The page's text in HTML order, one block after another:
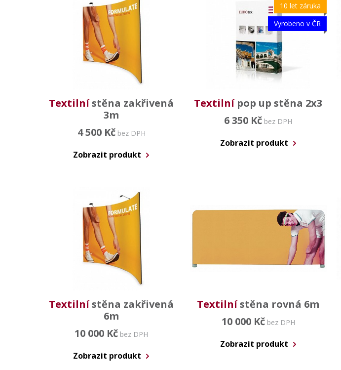
Textilnístěna zakřivená
3m
4 500 Kčbez DPH
Zobrazit produkt
10 let záruka
Vyrobeno v ČR
Textilnípop up stěna 2x3
6 350 Kč bez DPH
Zobrazit produkt
Textilnístěna zakřivená
6m
10 000 Kč bez DPH
Zobrazit produkt
Textilnístěna rovná 6m
10 000 Kčbez DPH
Zobrazit produkt